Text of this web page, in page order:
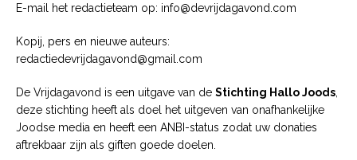
E-mail het redactieteam op: info@devrijdagavond.com
Kopij, pers en nieuwe auteurs:
redactiedevrijdagavond@gmail.com
De Vrijdagavond is een uitgave van de Stichting Hallo Joods
deze stichting heeft als doel het uitgeven van onafhankelijke
Joodse media en heeft een ANBI-status zodat uw donaties
aftrekbaar zijn als giften goede doelen.